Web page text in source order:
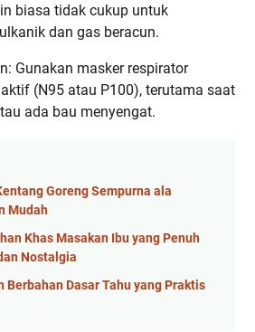
biasa tidak cukup untuk
dan gas beracun.
Gunakan masker respirator
(N95 atau P100), terutama saat
ada bau menyengat.
Goreng Sempurna ala
Mudah
Khas Masakan Ibu yang Penuh
Nostalgia
Berbahan Dasar Tahu yang Praktis